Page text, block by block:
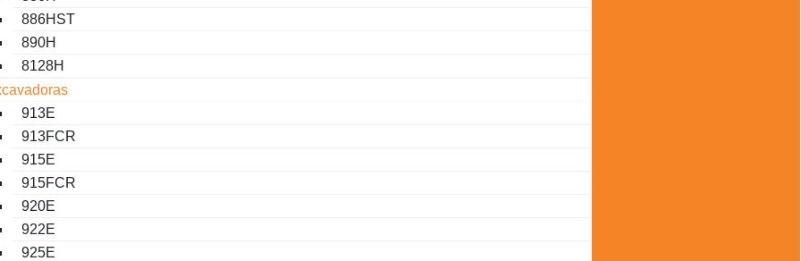
886HST
890H
8128H
913E
913FCR
915E
915FCR
920E
922E
925E